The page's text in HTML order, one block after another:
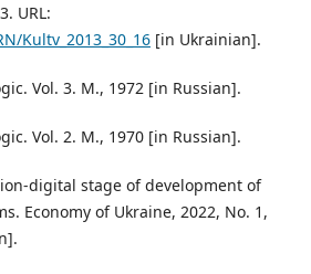
URL:
Kultv_2013_30_16[in Ukrainian].
Vol. 3. M., 1972 [in Russian].
Vol. 2. M., 1970 [in Russian].
digital stage of development of
Economy of Ukraine, 2022, No. 1,